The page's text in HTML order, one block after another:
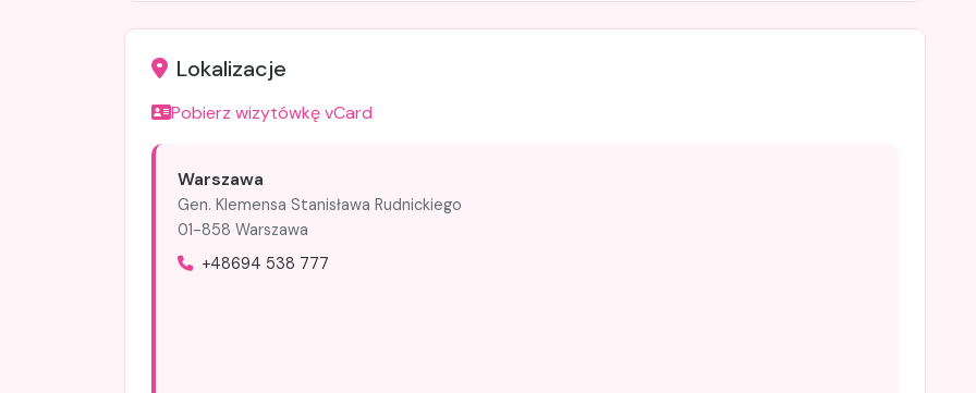
Lokalizacje
Pobierz wizytówkę vCard
Warszawa
Gen. Klemensa Stanisława Rudnickiego
01-858 Warszawa
+48694 538 777